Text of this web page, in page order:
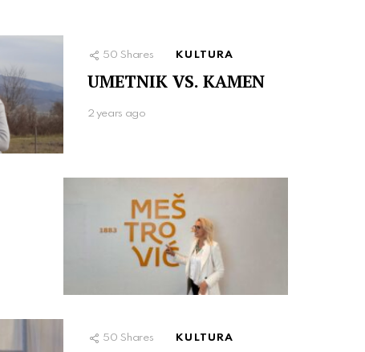
50 Shares KULTURA
UMETNIK VS. KAMEN
2 years ago
50 Shares KULTURA